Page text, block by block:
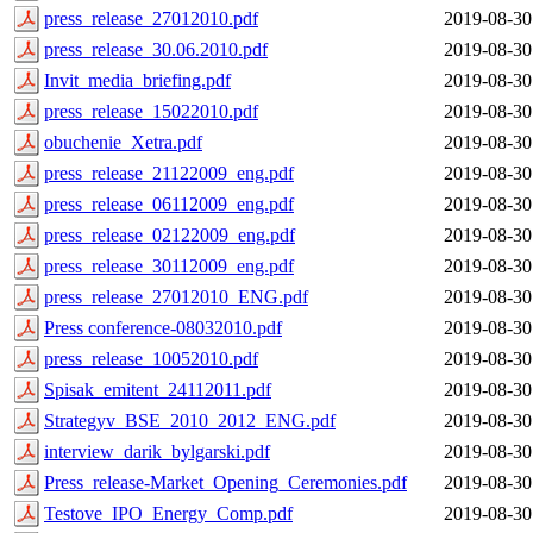
press_release_27012010.pdf
2019-08-
press_release_30.06.2010.pdf
2019-08-
Invit_media_briefing.pdf
2019-08-
press_release_15022010.pdf
2019-08-
obuchenie_Xetra.pdf
2019-08-
press_release_21122009_eng.pdf
2019-08-
press_release_06112009_eng.pdf
2019-08-
press_release_02122009_eng.pdf
2019-08-
press_release_30112009_eng.pdf
2019-08-
press_release_27012010_ENG.pdf
2019-08-
Press conference-08032010.pdf
2019-08-
press_release_10052010.pdf
2019-08-
Spisak_emitent_24112011.pdf
2019-08-
Strategyv_BSE_2010_2012_ENG.pdf
2019-08-
interview_darik_bylgarski.pdf
2019-08-
Press_release-Market_Opening_Ceremonies.pdf
2019-08-
Testove_IPO_Energy_Comp.pdf
2019-08-